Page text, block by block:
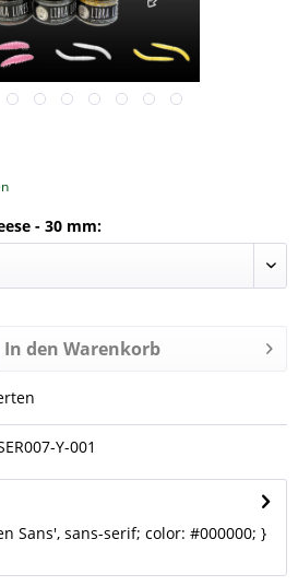
- 30 mm:
In den Warenkorb
Y-001
Sans', sans-serif; color: #000000; }